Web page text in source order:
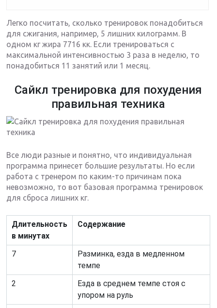
Легко посчитать, сколько тренировок понадобиться
для сжигания, например, 5 лишних килограмм. В
одном кг жира 7716 кк. Если тренироваться с
максимальной интенсивностью 3 раза в неделю, то
понадобиться 11 занятий или 1 месяц.
Сайкл тренировка для похудения
правильная техника
Все люди разные и понятно, что индивидуальная
программа принесет большие результаты. Но если
работа с тренером по каким-то причинам пока
невозможно, то вот базовая программа тренировок
для сброса лишних кг.
Длительность
в минутах
Содержание
7
Разминка, езда в медленном
темпе
2
Езда в среднем темпе стоя с
упором на руль